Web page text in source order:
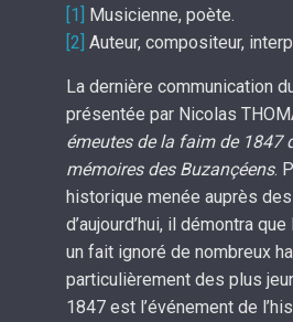
[1]
Musicienne, poète.
[2] Auteur, compositeur,
La dernière communication
présentée par Nicolas
émeutes de la faim de 1847
mémoires des Buzançéens.
historique menée auprès
d’aujourd’hui, il démontra
un fait ignoré de nombreux
particulièrement des plus
1847 est l’événement de